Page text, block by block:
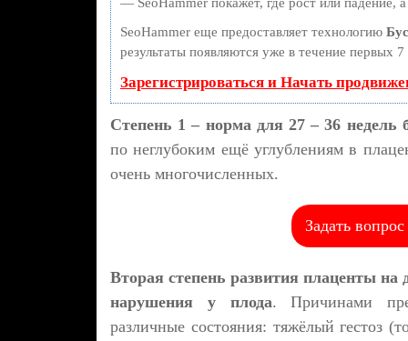
— SeoHammer покажет, где рост или падение,
SeoHammer еще предоставляет технологию
результаты появляются уже в течение первых
Зарегистрироваться и Начать
Степень 1 – норма для 27 – 36 недель
по неглубоким ещё углублениям в
очень многочисленных.
Задать
Вторая степень развития плаценты на
нарушения у плода. Причинами
различные состояния: тяжёлый гестоз